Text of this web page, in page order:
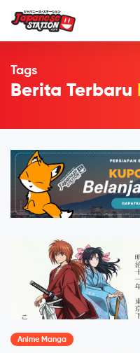
Tags
Berita Terbaru
Anime Manga